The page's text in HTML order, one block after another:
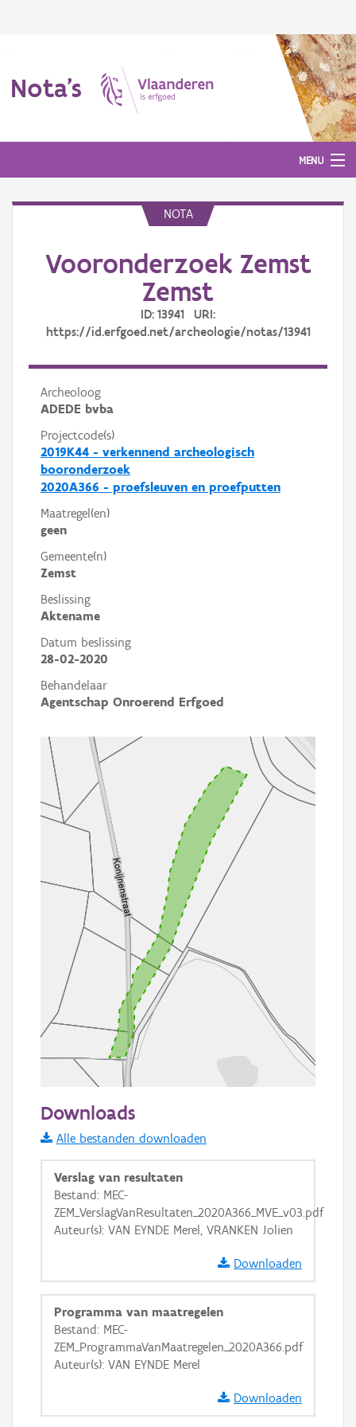
Nota's
MENU
Aanmelden
NOTA
Vooronderzoek Zemst
Zemst
ID: 13941 URI:
https://id.erfgoed.net/archeologie/notas/13941
Archeoloog
ADEDE bvba
Projectcode(s)
2019K44 - verkennend archeologisch
booronderzoek
2020A366 - proefsleuven en proefputten
Maatregel(en)
geen
Gemeente(n)
Zemst
Beslissing
Aktename
Datum beslissing
28-02-2020
Behandelaar
Agentschap Onroerend Erfgoed
Informatie Vlaanderen
i
+ −
Basis Lagen
OSM-Basiskaart
GRB-Basiskaart
Downloads
Alle bestanden downloaden
Verslag van resultaten
Bestand: MEC-
ZEM_VerslagVanResultaten_2020A366_MVE_v03.pdf
Auteur(s): VAN EYNDE Merel, VRANKEN Jolien
Downloaden
Programma van maatregelen
Bestand: MEC-
ZEM_ProgrammaVanMaatregelen_2020A366.pdf
Auteur(s): VAN EYNDE Merel
Downloaden